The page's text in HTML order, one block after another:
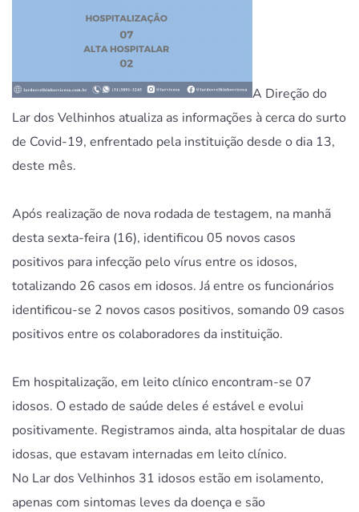
A Direção do
Lar dos Velhinhos atualiza as informações à cerca do surto
de Covid-19, enfrentado pela instituição desde o dia 13,
deste mês.
Após realização de nova rodada de testagem, na manhã
desta sexta-feira (16), identificou 05 novos casos
positivos para infecção pelo vírus entre os idosos,
totalizando 26 casos em idosos. Já entre os funcionários
identificou-se 2 novos casos positivos, somando 09 casos
positivos entre os colaboradores da instituição.
Em hospitalização, em leito clínico encontram-se 07
idosos. O estado de saúde deles é estável e evolui
positivamente. Registramos ainda, alta hospitalar de duas
idosas, que estavam internadas em leito clínico.
No Lar dos Velhinhos 31 idosos estão em isolamento,
apenas com sintomas leves da doença e são